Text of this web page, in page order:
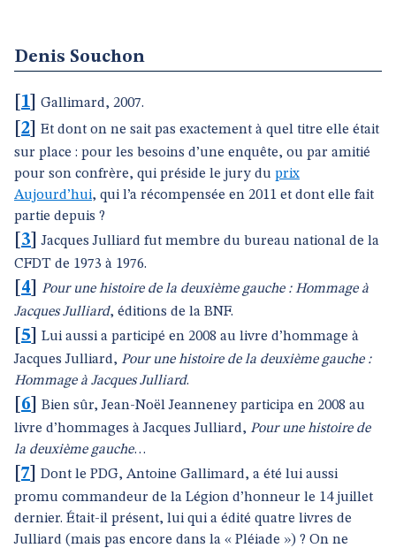
Denis Souchon
1 Gallimard, 2007.
2
Et dont on ne sait pas exactement à quel titre elle était
sur place : pour les besoins d’une enquête, ou par amitié
pour son confrère, qui préside le jury du prix
Aujourd’hui, qui l’a récompensée en 2011 et dont elle fait
partie depuis ?
3 ]Jacques Julliard fut membre du bureau national de la
CFDT de 1973 à 1976.
4
Pour une histoire de la deuxième gauche : Hommage à
Jacques Julliard, éditions de la BNF.
5
Lui aussi a participé en 2008 au livre d’hommage à
Jacques Julliard, Pour une histoire de la deuxième gauche :
Hommage à Jacques Julliard.
6
Bien sûr, Jean-Noël Jeanneney participa en 2008 au
livre d’hommages à Jacques Julliard, Pour une histoire de
la deuxième gauche…
7
Dont le PDG, Antoine Gallimard, a été lui aussi
promu commandeur de la Légion d’honneur le 14 juillet
dernier. Était-il présent, lui qui a édité quatre livres de
Julliard (mais pas encore dans la « Pléiade ») ? On ne